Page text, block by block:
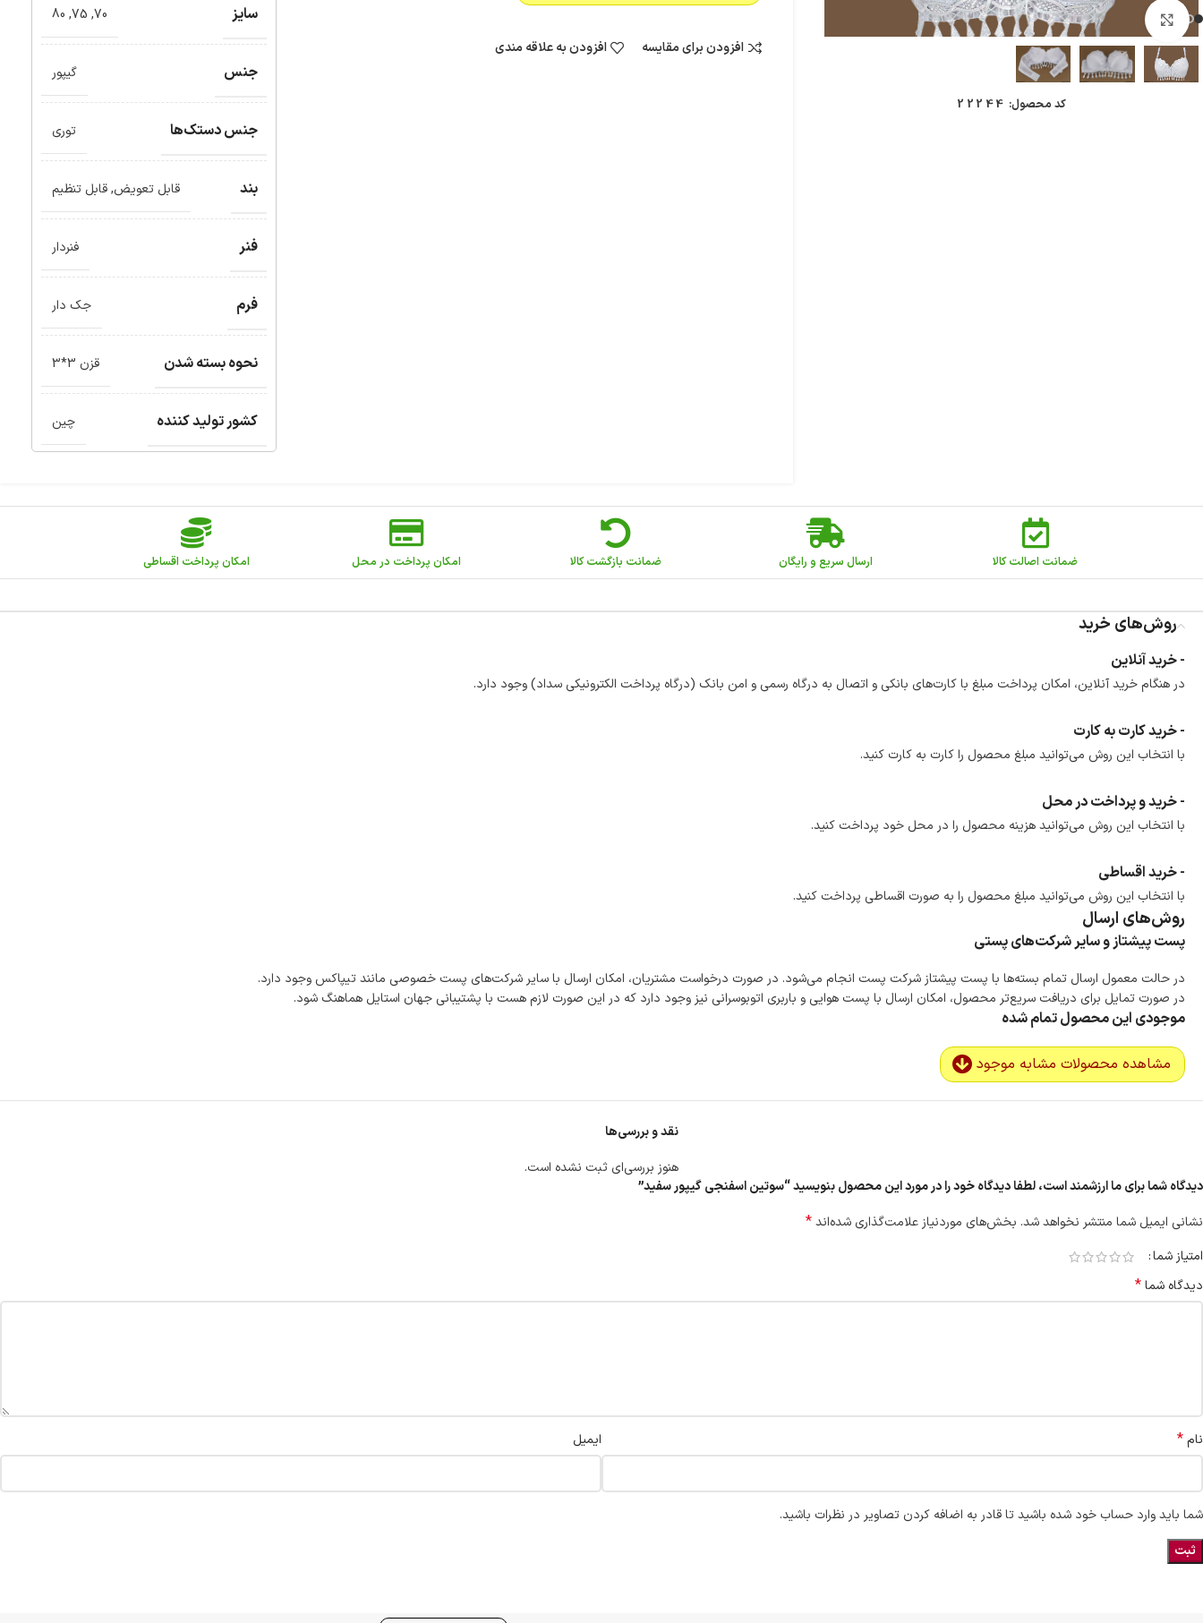
بزرگنمایی تصویر
کد محصول: 22244
سایز 70
,
75
,
80
جنس گیپور
جنس دستک‌ها توری
بند قابل تعویض,قابل تنظیم
فنر فنردار
فرم جک دار
نحوه بسته شدن قزن 3*3
کشور تولید کننده چین
افزودن برای مقایسه افزودن به علاقه مندی
ضمانت اصالت کالا ارسال سریع و رایگان ضمانت بازگشت کالا امکان پرداخت در محل امکان پرداخت اقساطی
روش‌های خرید
- خرید آنلاین
در هنگام خرید آنلاین، امکان پرداخت مبلغ با کارت‌های بانکی و اتصال به درگاه رسمی و امن بانک (درگاه پرداخت الکترونیکی سداد) وجود دارد.
- خرید کارت به کارت
با انتخاب این روش می‌توانید مبلغ محصول را کارت به کارت کنید.
- خرید و پرداخت در محل
با انتخاب این روش می‌توانید هزینه محصول را در محل خود پرداخت کنید.
- خرید اقساطی
با انتخاب این روش می‌توانید مبلغ محصول را به صورت اقساطی پرداخت کنید.
روش‌های ارسال
پست پیشتاز و سایر شرکت‌های پستی
در حالت معمول ارسال تمام بسته‌ها با پست پیشتاز شرکت پست انجام می‌شود. در صورت درخواست مشتریان، امکان ارسال با سایر شرکت‌های پست خصوصی مانند تیپاکس وجود دارد.
در صورت تمایل برای دریافت سریع‌تر محصول، امکان ارسال با پست هوایی و باربری اتوبوسرانی نیز وجود دارد که در این صورت لازم هست با پشتیبانی جهان استایل هماهنگ شود.
موجودی این محصول تمام شده
مشاهده محصولات مشابه موجود
نقد و بررسی‌ها
هنوز بررسی‌ای ثبت نشده است.
دیدگاه شما برای ما ارزشمند است، لطفا دیدگاه خود را در مورد این محصول بنویسید “سوتین اسفنجی گیپور سفید”
نشانی ایمیل شما منتشر نخواهد شد. بخش‌های موردنیاز علامت‌گذاری شده‌اند*
امتیاز شما
دیدگاه شما*
نام* ایمیل
شما باید وارد حساب خود شده باشید تا قادر به اضافه کردن تصاویر در نظرات باشید.